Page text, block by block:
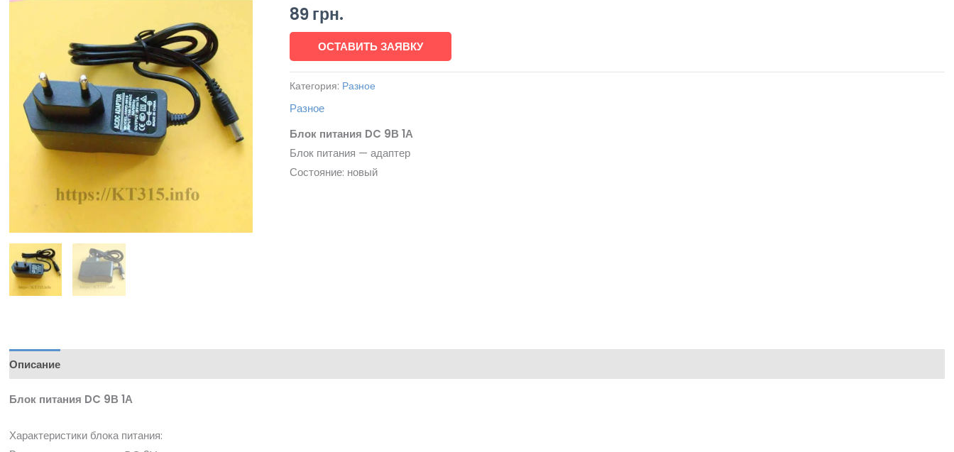
89грн.
ОСТАВИТЬ ЗАЯВКУ
Категория: Разное
Разное
Блок питания DC 9В 1А
Блок питания — адаптер
Состояние: новый
Описание
Блок питания DC 9В 1А
Характеристики блока питания: